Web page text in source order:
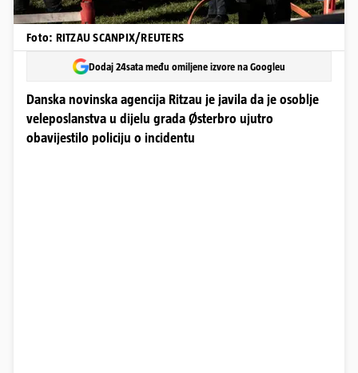
Foto: RITZAU SCANPIX/REUTERS
Dodaj 24sata među omiljene izvore na Googleu
Danska novinska agencija Ritzau je javila da je osoblje
veleposlanstva u dijelu grada Østerbro ujutro
obavijestilo policiju o incidentu